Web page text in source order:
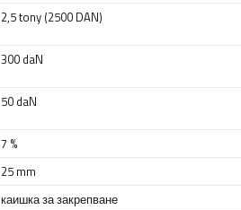
2,5 tony (2500 DAN)
300 daN
50 daN
7 %
25 mm
каишка за закрепване